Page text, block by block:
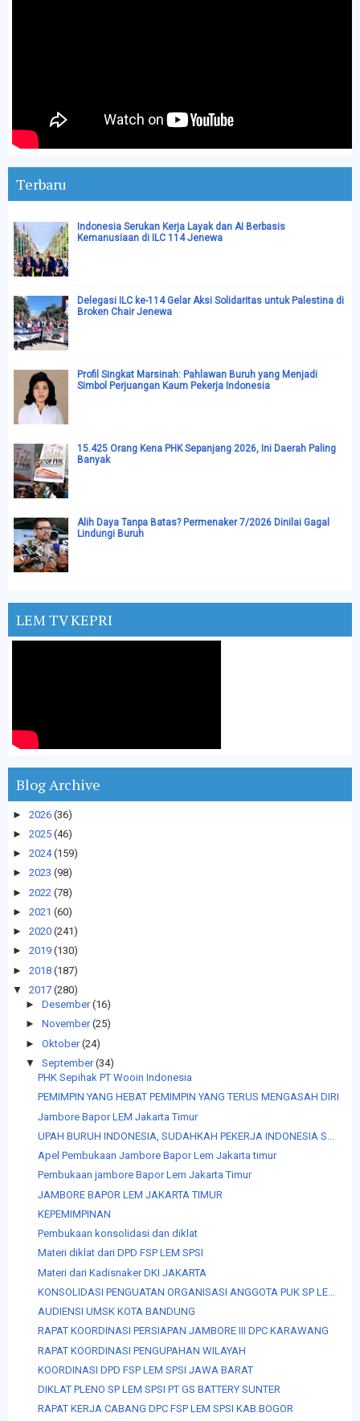
Terbaru
Indonesia Serukan Kerja Layak dan AI Berbasis
Kemanusiaan di ILC 114 Jenewa
Delegasi ILC ke-114 Gelar Aksi Solidaritas untuk Palestina di
Broken Chair Jenewa
Profil Singkat Marsinah: Pahlawan Buruh yang Menjadi
Simbol Perjuangan Kaum Pekerja Indonesia
15.425 Orang Kena PHK Sepanjang 2026, Ini Daerah Paling
Banyak
Alih Daya Tanpa Batas? Permenaker 7/2026 Dinilai Gagal
Lindungi Buruh
LEM TV KEPRI
Blog Archive
► 2026 (36)
► 2025 (46)
► 2024 (159)
► 2023 (98)
► 2022 (78)
► 2021 (60)
► 2020 (241)
► 2019 (130)
► 2018 (187)
▼
2017 (280)
► Desember (16)
► November (25)
► Oktober (24)
▼
September (34)
PHK Sepihak PT Wooin Indonesia
PEMIMPIN YANG HEBAT PEMIMPIN YANG TERUS MENGASAH DIRI
Jambore Bapor LEM Jakarta Timur
UPAH BURUH INDONESIA, SUDAHKAH PEKERJA INDONESIA S...
Apel Pembukaan Jambore Bapor Lem Jakarta timur
Pembukaan jambore Bapor Lem Jakarta Timur
JAMBORE BAPOR LEM JAKARTA TIMUR
KEPEMIMPINAN
Pembukaan konsolidasi dan diklat
Materi diklat dari DPD FSP LEM SPSI
Materi dari Kadisnaker DKI JAKARTA
KONSOLIDASI PENGUATAN ORGANISASI ANGGOTA PUK SP LE...
AUDIENSI UMSK KOTA BANDUNG
RAPAT KOORDINASI PERSIAPAN JAMBORE III DPC KARAWANG
RAPAT KOORDINASI PENGUPAHAN WILAYAH
KOORDINASI DPD FSP LEM SPSI JAWA BARAT
DIKLAT PLENO SP LEM SPSI PT GS BATTERY SUNTER
RAPAT KERJA CABANG DPC FSP LEM SPSI KAB.BOGOR